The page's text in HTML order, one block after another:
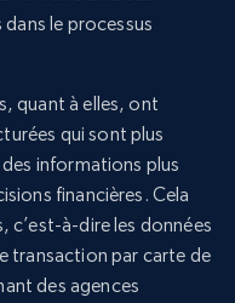
le processus
quant à elles, ont
qui sont plus
informations plus
financières. Cela
c’est-à-dire les données
transaction par carte de
des agences